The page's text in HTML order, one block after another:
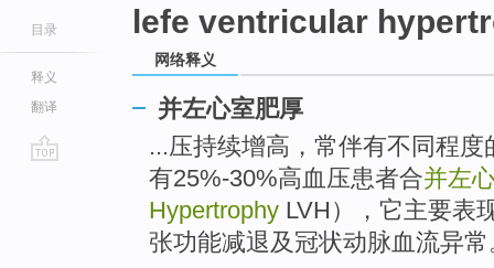
目录
释义
翻译
lefe ventricular
网络释义
并左心室肥厚
...压持续增高，常伴有不同程
有25%-30%高血压患者合并左
Hypertrophy LVH），它主要表
张功能减退及冠状动脉血流异常